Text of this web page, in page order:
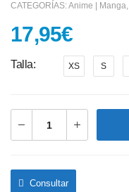
CATEGORÍAS:Anime | Manga,
17,95€
Talla XS S
Consultar